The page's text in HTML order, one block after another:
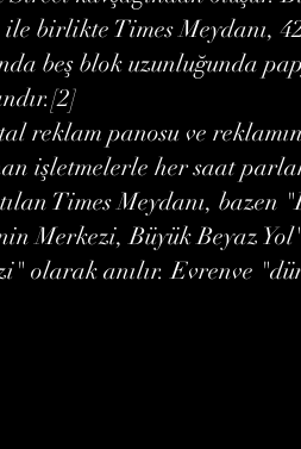
birlikte Times Meydanı,
beş blok uzunluğunda
reklam panosu ve
işletmelerle her saat
Times Meydanı, bazen
Merkezi, Büyük Beyaz
olarak anılır. Evrenve